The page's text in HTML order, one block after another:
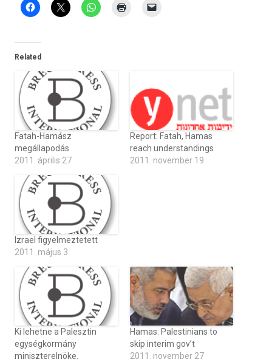
Related
Fatah-Hamász
megállapodás
2011. április 27
Report: Fatah, Hamas
reach understandings
2011. november 19
Izrael figyelmeztetett
2011. május 3
Ki lehetne a Palesztin
egységkormány
miniszterelnöke.
Hamas: Palestinians to
skip interim gov’t
2011. november 27